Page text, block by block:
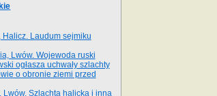
Halicz. Laudum sejmiku
Lwów. Wojewoda ruski
ogłasza uchwały szlachty
o obronie ziemi przed
Lwów. Szlachta halicka i inna